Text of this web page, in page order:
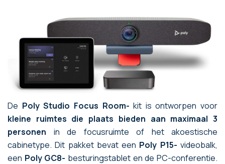
De Poly Studio Focus Room- kit is ontworpen voor
kleine ruimtes die plaats bieden aan maximaal 3
personen in de focusruimte of het akoestische
cabinetype. Dit pakket bevat een Poly P15- videobalk,
een Poly GC8- besturingstablet en de PC-conferentie.